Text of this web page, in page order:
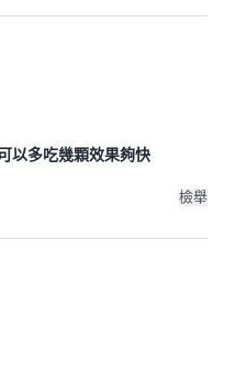
以多吃幾顆效果夠快
檢舉